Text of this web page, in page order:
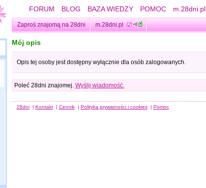
FORUM BLOG BAZA WIEDZY POMOC m.28dni.pl
Zaproś znajomą na 28dni m.28dni.pl
Mój opis
Opis tej osoby jest dostępny wyłącznie dla osób zalogowanych.
Poleć 28dni znajomej. Wyślij wiadomość.
28dni | Kontakt | Cennik | Polityka prywatności i cookies | Pomoc